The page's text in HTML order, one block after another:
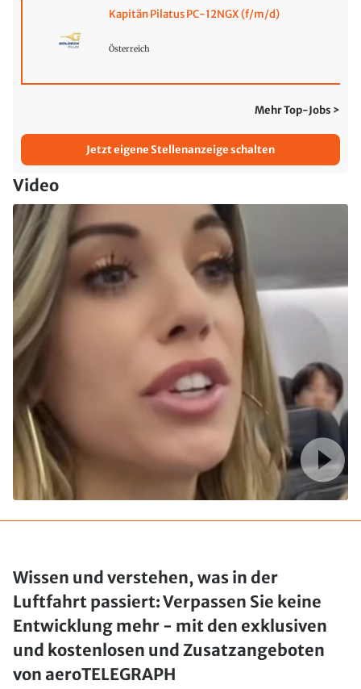
Kapitän Pilatus PC-12NGX (f/m/d)
Österreich
Mehr Top-Jobs >
Jetzt eigene Stellenanzeige schalten
Video
Wissen und verstehen, was in der
Luftfahrt passiert: Verpassen Sie keine
Entwicklung mehr - mit den exklusiven
und kostenlosen und Zusatzangeboten
von aeroTELEGRAPH